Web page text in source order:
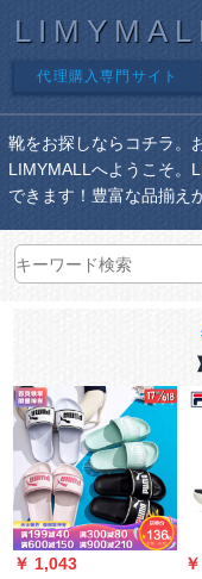
代理購入専門サイト
靴をお探しならコチラ。
LIMYMALLへようこそ。
できます！豊富な品揃え
￥ 1,043